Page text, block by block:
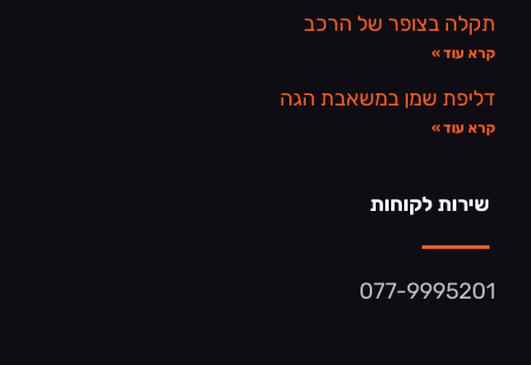
תקלה בצופר של הרכב
קרא עוד »
דליפת שמן במשאבת הגה
קרא עוד »
שירות לקוחות
077-9995201